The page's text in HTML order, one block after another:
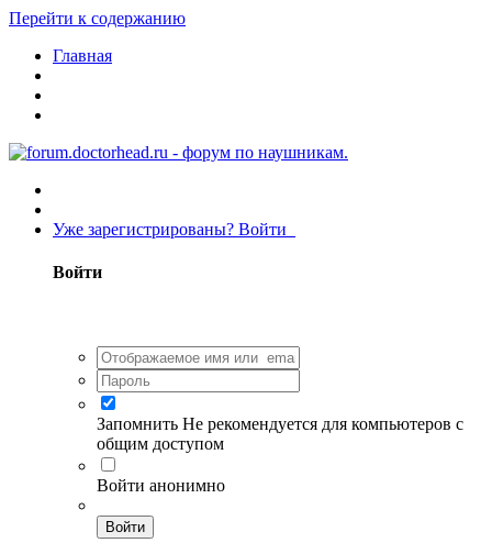
Перейти к содержанию
Главная
Уже зарегистрированы? Войти
Войти
Запомнить Не рекомендуется для компьютеров с
общим доступом
Войти анонимно
Войти